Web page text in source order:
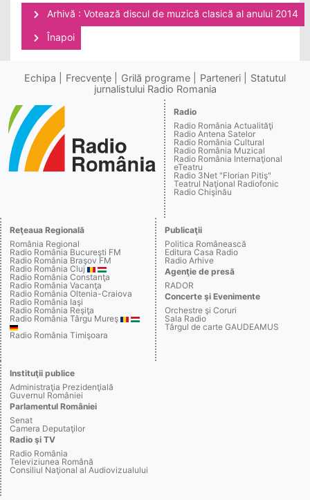
Arhivă : Votează discul de muzică clasică al anului 2014
Înapoi
Echipa Frecvenţe Grilă programe Parteneri
Statutul
jurnalistului Radio Romania
Radio
Radio România Actualităţi
Radio Antena Satelor
Radio România Cultural
Radio România Muzical
Radio România Internaţional
eTeatru
Radio 3Net "Florian Pitiş"
Teatrul Naţional Radiofonic
Radio Chişinău
Reţeaua Regională
România Regional
Radio România Bucureşti FM
Radio România Braşov FM
Radio România Cluj
Radio România Constanţa
Radio România Vacanţa
Radio România Oltenia-Craiova
Radio România Iaşi
Radio România Reşiţa
Radio România Târgu Mureş
Radio România Timişoara
Publicaţii
Politica Românească
Editura Casa Radio
Radio Arhive
Agenţie de presă
RADOR
Concerte şi Evenimente
Orchestre şi Coruri
Sala Radio
Târgul de carte GAUDEAMUS
Instituţii publice
Administraţia Prezidenţială
Guvernul României
Parlamentul României
Senat
Camera Deputaţilor
Radio şi TV
Radio România
Televiziunea Română
Consiliul Naţional al Audiovizualului